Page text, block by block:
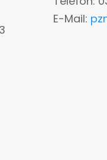
E-Mail: